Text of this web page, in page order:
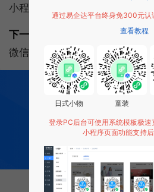
小程序开发技能培训7个帮助你
下一篇:
微信小程序如何打开web网页?
200
多项功能全部
全行业场景 适
0 成本 0 门槛 一
让每个商家都拥有适合
相关推荐
通过易企达平台终身免300元认
查看教程
日式小物 童装
登录PC后台可使用系统模板极速
小程序页面功能支持